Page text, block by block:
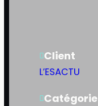
Client
L’ESACTU
Catégorie